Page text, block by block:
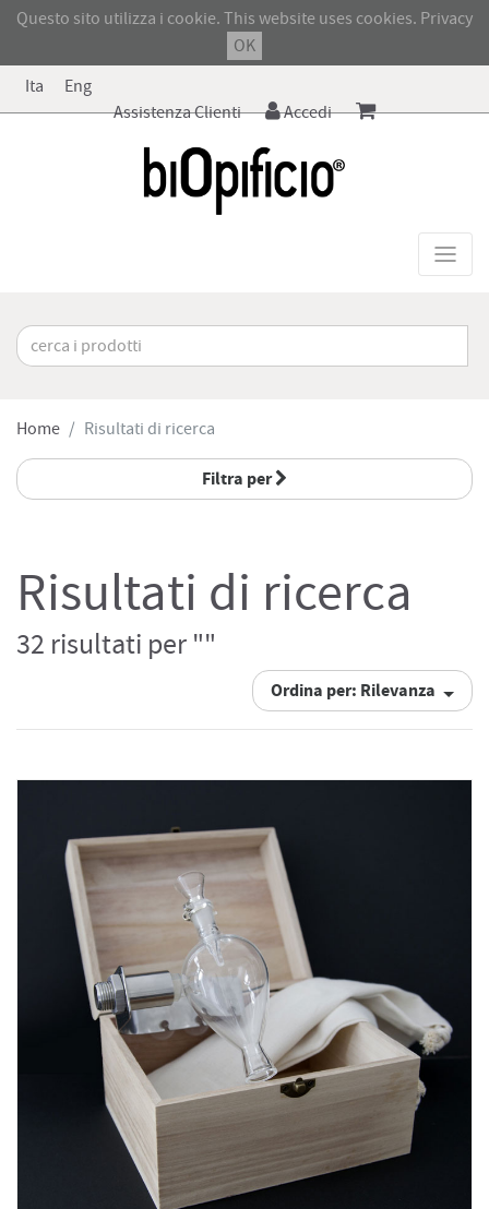
Questo sito utilizza i cookie. This website uses cookies. Privacy
OK
Ita
Eng
Assistenza Clienti
Accedi
Home Risultati di ricerca
Filtra per
Risultati di ricerca
32 risultati per ""
Ordina per: Rilevanza